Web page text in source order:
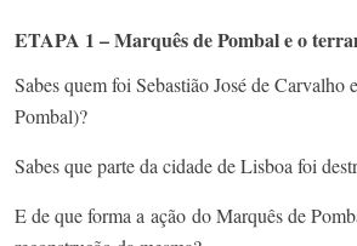
ETAPA 1 – Marquês de Pombal e o
Sabes quem foi Sebastião José de
Pombal)?
Sabes que parte da cidade de Lisboa foi
E de que forma a ação do Marquês de